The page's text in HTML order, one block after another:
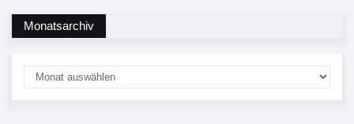
Monatsarchiv